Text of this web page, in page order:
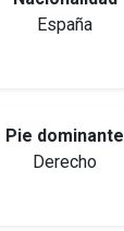
España
Pie dominante
Derecho